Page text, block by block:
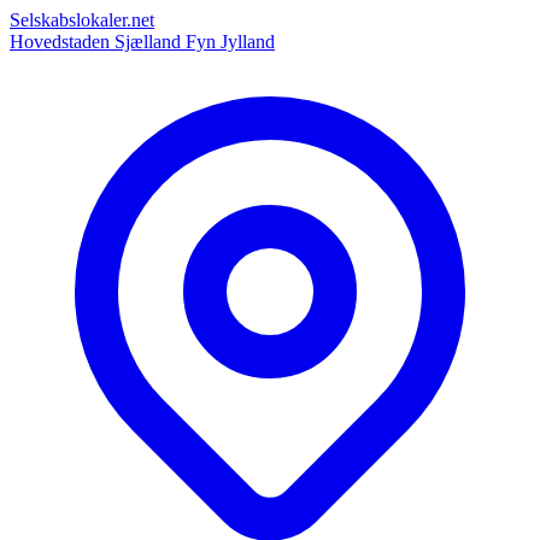
Selskabslokaler.net
Hovedstaden Sjælland Fyn Jylland